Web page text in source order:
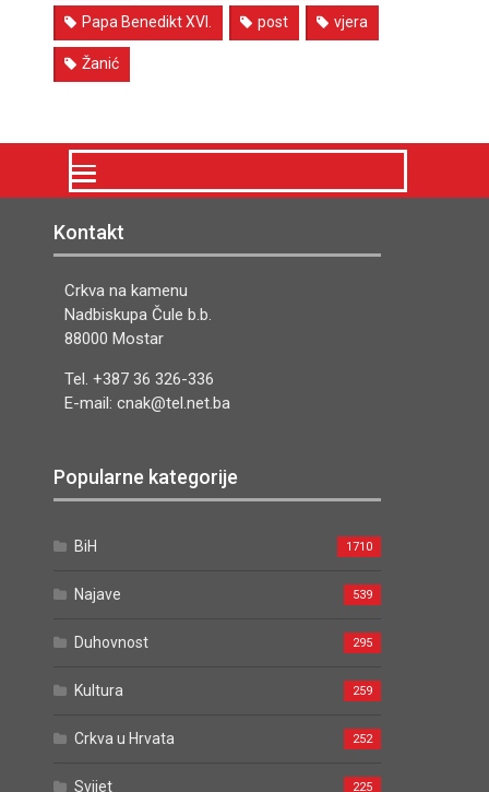
Papa Benedikt XVI. post vjera
Žanić
Kontakt
Crkva na kamenu
Nadbiskupa Čule b.b.
88000 Mostar
Tel. +387 36 326-336
E-mail: cnak@tel.net.ba
Popularne kategorije
BiH 1710
Najave 539
Duhovnost 295
Kultura 259
Crkva u Hrvata 252
Svijet 225